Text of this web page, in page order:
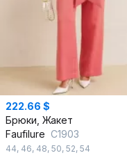
222.66 $
Брюки, Жакет
Faufilure С1903
44, 46, 48, 50, 52, 54